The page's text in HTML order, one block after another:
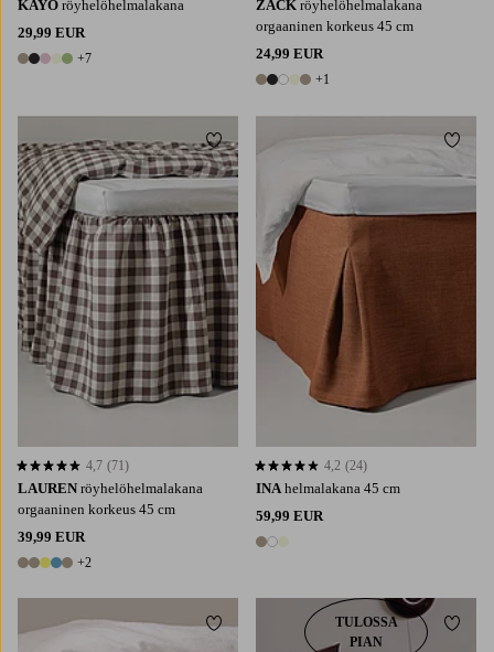
KAYO röyhelöhelmalakana
29,99 EUR
12 värejä
+7
ZACK röyhelöhelmalakana
orgaaninen korkeus 45 cm
24,99 EUR
6 värejä
+1
LAUREN röyhelöhelmalakana
orgaaninen korkeus 45 cm
39,99 EUR
7 värejä
+2
4,7 perustuen 71 arvosanaan
4,7 (71)
Lisää suosikkeihin
90X200120X200 140X200160X200
180X200
INA helmalakana 45 cm
59,99 EUR
3 värejä
4,2 perustuen 24 arvosanaan
4,2 (24)
Lisää
120X200 160X200 180X200
Lisää suosikkeihin TULOSSA
PIAN
Lisää